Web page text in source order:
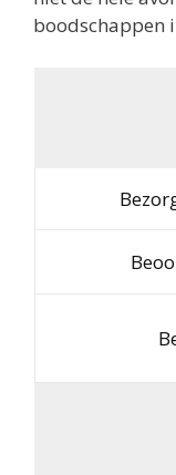
boodschappen